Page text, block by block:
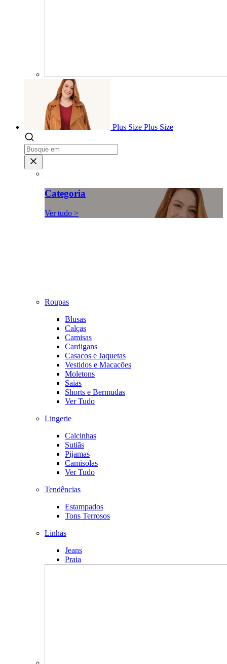
Plus Size Plus Size
Categoria
Ver tudo >
Roupas
Blusas
Calças
Camisas
Cardigans
Casacos e Jaquetas
Vestidos e Macacões
Moletons
Saias
Shorts e Bermudas
Ver Tudo
Lingerie
Calcinhas
Sutiãs
Pijamas
Camisolas
Ver Tudo
Tendências
Estampados
Tons Terrosos
Linhas
Jeans
Praia